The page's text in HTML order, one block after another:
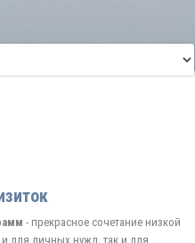
- прекрасное сочетание низкой
для личных нужд, так и для